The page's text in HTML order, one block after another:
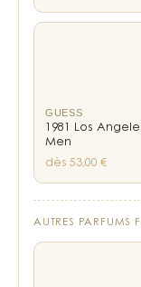
GUESS
1981 Los
Men
dès 53,00 €
AUTRES PARFUMS